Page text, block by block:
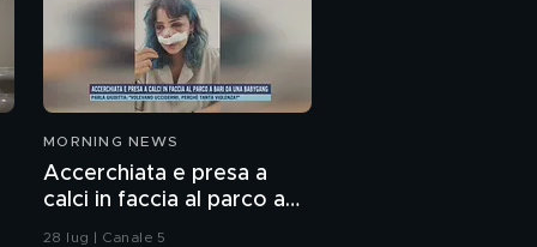
Liliana Resinovich: il
Liliana Resinovich e il
Liliana Resinovich: il
MORNING NEWS
Accerchiata e presa a
calci in faccia al parco a
Bari da una babygang
28 lug | Canale 5